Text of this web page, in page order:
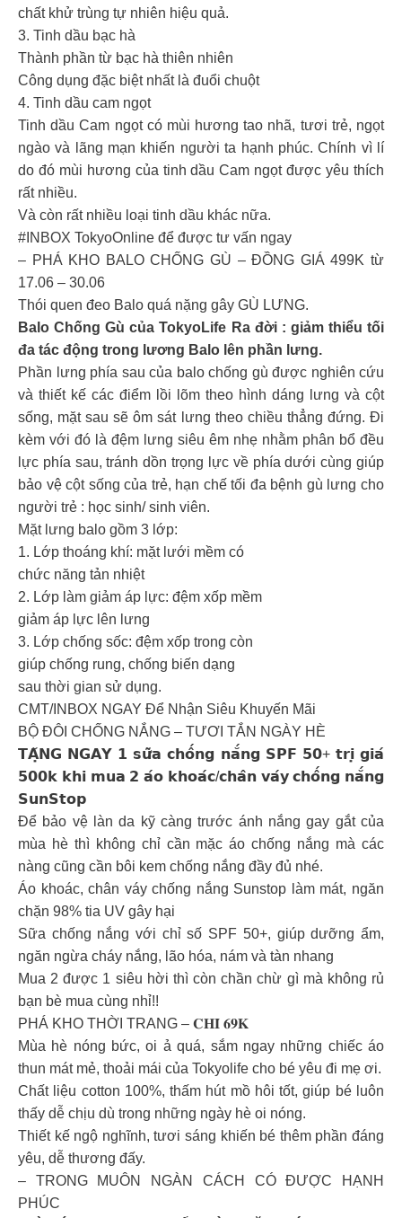
chất khử trùng tự nhiên hiệu quả.
3. Tinh dầu bạc hà
Thành phần từ bạc hà thiên nhiên
Công dụng đặc biệt nhất là đuổi chuột
4. Tinh dầu cam ngọt
Tinh dầu Cam ngọt có mùi hương tao nhã, tươi trẻ, ngọt
ngào và lãng mạn khiến người ta hạnh phúc. Chính vì lí
do đó mùi hương của tinh dầu Cam ngọt được yêu thích
rất nhiều.
Và còn rất nhiều loại tinh dầu khác nữa.
#INBOX TokyoOnline để được tư vấn ngay
– PHÁ KHO BALO CHỐNG GÙ – ĐỒNG GIÁ 499K từ
17.06 – 30.06
Thói quen đeo Balo quá nặng gây GÙ LƯNG.
Balo Chống Gù của TokyoLife Ra đời : giảm thiểu tối
đa tác động trong lương Balo lên phần lưng.
Phần lưng phía sau của balo chống gù được nghiên cứu
và thiết kế các điểm lồi lõm theo hình dáng lưng và cột
sống, mặt sau sẽ ôm sát lưng theo chiều thẳng đứng. Đi
kèm với đó là đệm lưng siêu êm nhẹ nhằm phân bổ đều
lực phía sau, tránh dồn trọng lực về phía dưới cùng giúp
bảo vệ cột sống của trẻ, hạn chế tối đa bệnh gù lưng cho
người trẻ : học sinh/ sinh viên.
Mặt lưng balo gồm 3 lớp:
1. Lớp thoáng khí: mặt lưới mềm có
chức năng tản nhiệt
2. Lớp làm giảm áp lực: đệm xốp mềm
giảm áp lực lên lưng
3. Lớp chống sốc: đệm xốp trong còn
giúp chống rung, chống biến dạng
sau thời gian sử dụng.
CMT/INBOX NGAY Để Nhận Siêu Khuyến Mãi
BỘ ĐÔI CHỐNG NẮNG – TƯƠI TẮN NGÀY HÈ
𝗧𝗔̣̆𝗡𝗚 𝗡𝗚𝗔𝗬 𝟭 𝘀𝘂̛̃𝗮 𝗰𝗵𝗼̂́𝗻𝗴 𝗻𝗮̆́𝗻𝗴 𝗦𝗣𝗙 𝟱𝟬+ 𝘁𝗿𝗶̣ 𝗴𝗶𝗮́
𝟱𝟬𝟬𝗸 𝗸𝗵𝗶 𝗺𝘂𝗮 𝟮 𝗮́𝗼 𝗸𝗵𝗼𝗮́𝗰/𝗰𝗵𝗮̂𝗻 𝘃𝗮́𝘆 𝗰𝗵𝗼̂́𝗻𝗴 𝗻𝗮̆́𝗻𝗴
𝗦𝘂𝗻𝗦𝘁𝗼𝗽
Để bảo vệ làn da kỹ càng trước ánh nắng gay gắt của
mùa hè thì không chỉ cần mặc áo chống nắng mà các
nàng cũng cần bôi kem chống nắng đầy đủ nhé.
Áo khoác, chân váy chống nắng Sunstop làm mát, ngăn
chặn 98% tia UV gây hại
Sữa chống nắng với chỉ số SPF 50+, giúp dưỡng ẩm,
ngăn ngừa cháy nắng, lão hóa, nám và tàn nhang
Mua 2 được 1 siêu hời thì còn chần chừ gì mà không rủ
bạn bè mua cùng nhỉ!!
PHÁ KHO THỜI TRANG – 𝐂𝐇𝐈̉ 𝟔𝟗𝐊
Mùa hè nóng bức, oi ả quá, sắm ngay những chiếc áo
thun mát mẻ, thoải mái của Tokyolife cho bé yêu đi mẹ ơi.
Chất liệu cotton 100%, thấm hút mồ hôi tốt, giúp bé luôn
thấy dễ chịu dù trong những ngày hè oi nóng.
Thiết kế ngộ nghĩnh, tươi sáng khiến bé thêm phần đáng
yêu, dễ thương đấy.
– TRONG MUÔN NGÀN CÁCH CÓ ĐƯỢC HẠNH
PHÚC